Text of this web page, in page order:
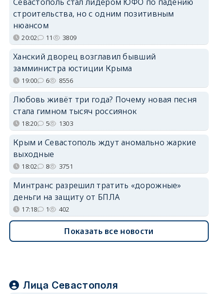
строительства, но с одним позитивным
нюансом
20:02 11 3809
Ханский дворец возглавил бывший
замминистра юстиции Крыма
19:00 6 8556
Любовь живёт три года? Почему новая песня
стала гимном тысяч россиянок
18:20 5 1303
Крым и Севастополь ждут аномально жаркие
выходные
18:02 8 3751
Минтранс разрешил тратить «дорожные»
деньги на защиту от БПЛА
17:18 1 402
Показать все новости
Лица Севастополя